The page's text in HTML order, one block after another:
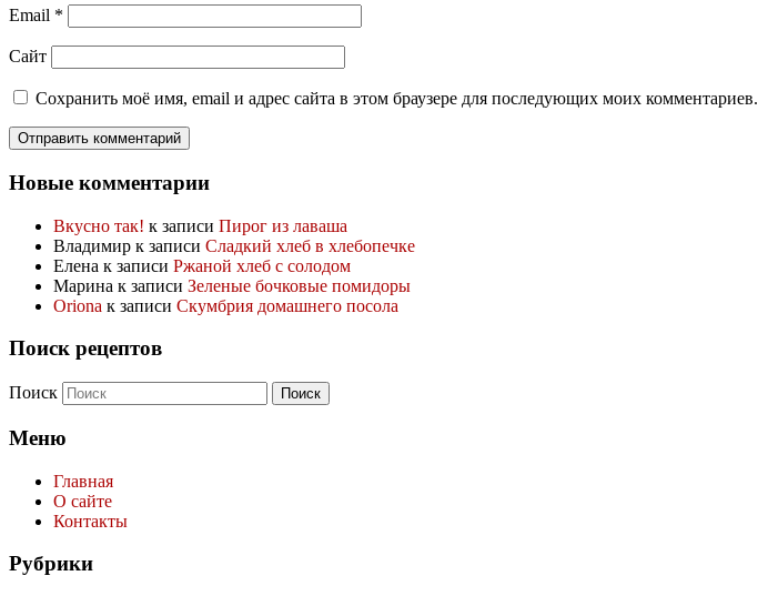
Email *
Сайт
Сохранить моё имя, email и адрес сайта в этом браузере для последующих моих комментариев.
Новые комментарии
Вкусно так! к записи Пирог из лаваша
Владимир к записи Сладкий хлеб в хлебопечке
Елена к записи Ржаной хлеб с солодом
Марина к записи Зеленые бочковые помидоры
Oriona к записи Скумбрия домашнего посола
Поиск рецептов
Поиск
Меню
Главная
О сайте
Контакты
Рубрики